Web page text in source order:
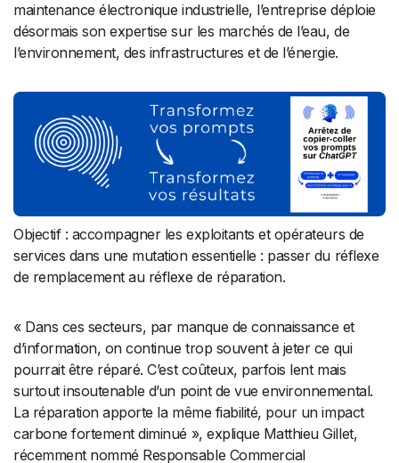
maintenance électronique industrielle, l’entreprise déploie
désormais son expertise sur les marchés de l’eau, de
l’environnement, des infrastructures et de l’énergie.
Objectif : accompagner les exploitants et opérateurs de
services dans une mutation essentielle : passer du réflexe
de remplacement au réflexe de réparation.
« Dans ces secteurs, par manque de connaissance et
d’information, on continue trop souvent à jeter ce qui
pourrait être réparé. C’est coûteux, parfois lent mais
surtout insoutenable d’un point de vue environnemental.
La réparation apporte la même fiabilité, pour un impact
carbone fortement diminué », explique Matthieu Gillet,
récemment nommé Responsable Commercial